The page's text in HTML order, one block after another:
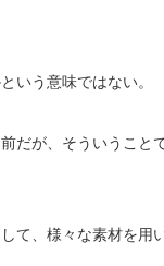
いう意味ではない。
だが、そういうこと
て、様々な素材を用